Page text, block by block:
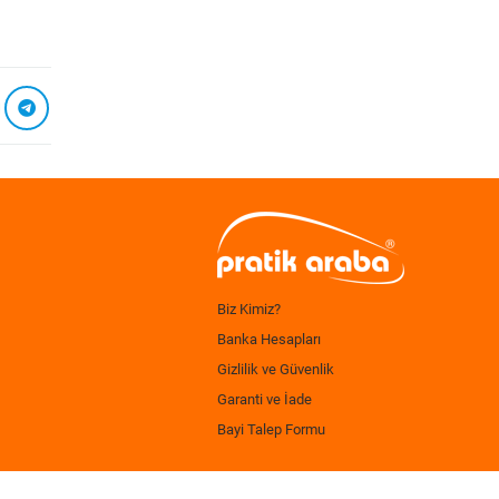
Biz Kimiz?
Banka Hesapları
Gizlilik ve Güvenlik
Garanti ve İade
Bayi Talep Formu